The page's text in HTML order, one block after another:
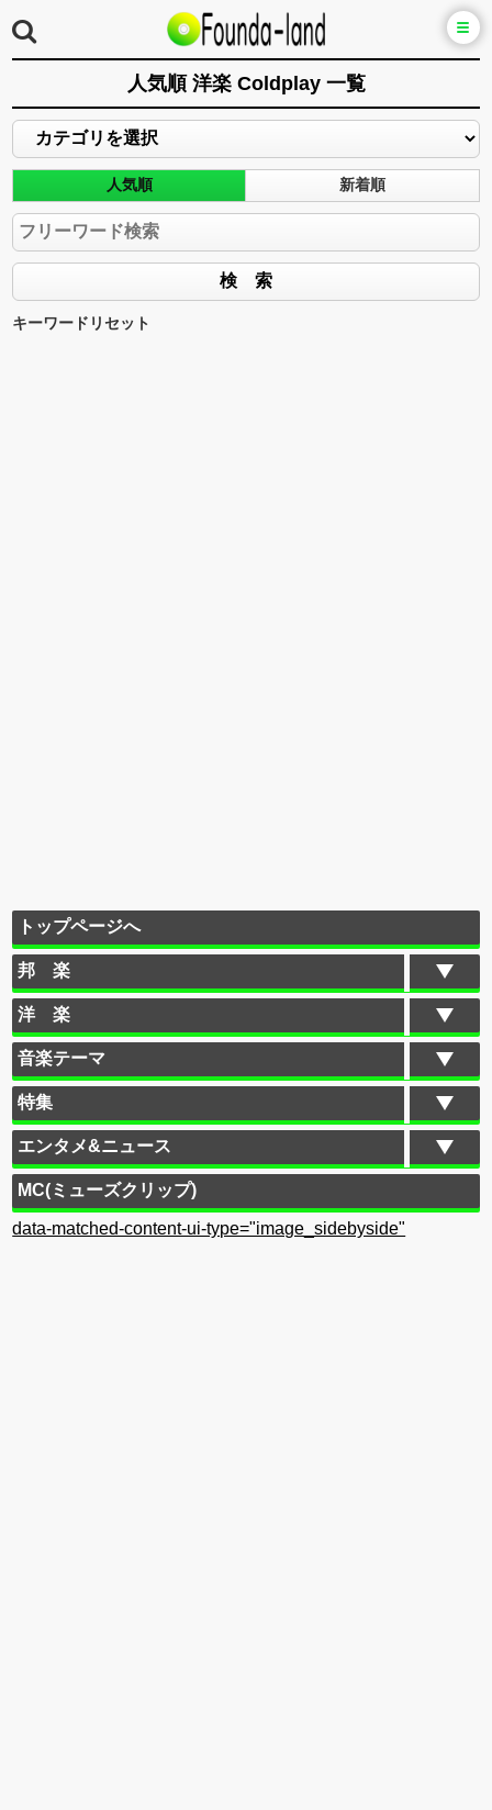
人気順 洋楽 Coldplay 一覧
人気順 新着順
キーワードリセット
トップページへ
邦 楽
洋 楽
音楽テーマ
特集
エンタメ&ニュース
MC(ミューズクリップ)
data-matched-content-ui-type="image_sidebyside"